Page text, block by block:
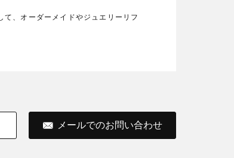
、オーダーメイドやジュエリーリフ
メールでのお問い合わせ